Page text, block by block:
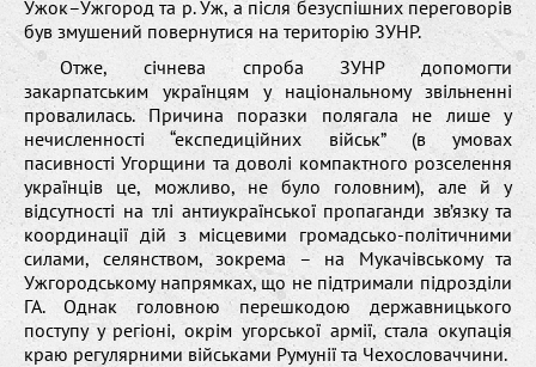
Ужок–Ужгород та р. Уж, а після безуспішних переговорів
був змушений повернутися на територію ЗУНР.
Отже, січнева спроба ЗУНР допомогти
закарпатським українцям у національному звільненні
провалилась. Причина поразки полягала не лише у
нечисленності “експедиційних військ” (в умовах
пасивності Угорщини та доволі компактного розселення
українців це, можливо, не було головним), але й у
відсутності на тлі антиукраїнської пропаганди зв’язку та
координації дій з місцевими громадсько-політичними
силами, селянством, зокрема – на Мукачівському та
Ужгородському напрямках, що не підтримали підрозділи
ГА. Однак головною перешкодою державницького
поступу у регіоні, окрім угорської армії, стала окупація
краю регулярними військами Румунії та Чехословаччини.